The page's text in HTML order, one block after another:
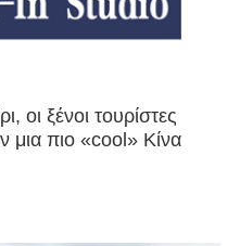
οι ξένοι τουρίστες
πιο «cool» Κίνα